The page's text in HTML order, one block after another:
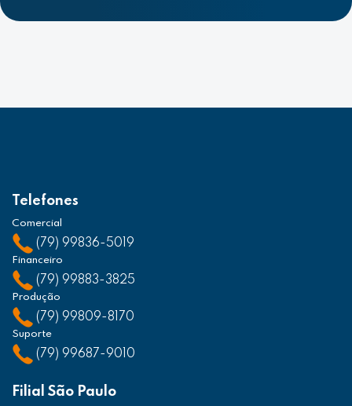
Telefones
Comercial
(79) 99836-5019
Financeiro
(79) 99883-3825
Produção
(79) 99809-8170
Suporte
(79) 99687-9010
Filial São Paulo